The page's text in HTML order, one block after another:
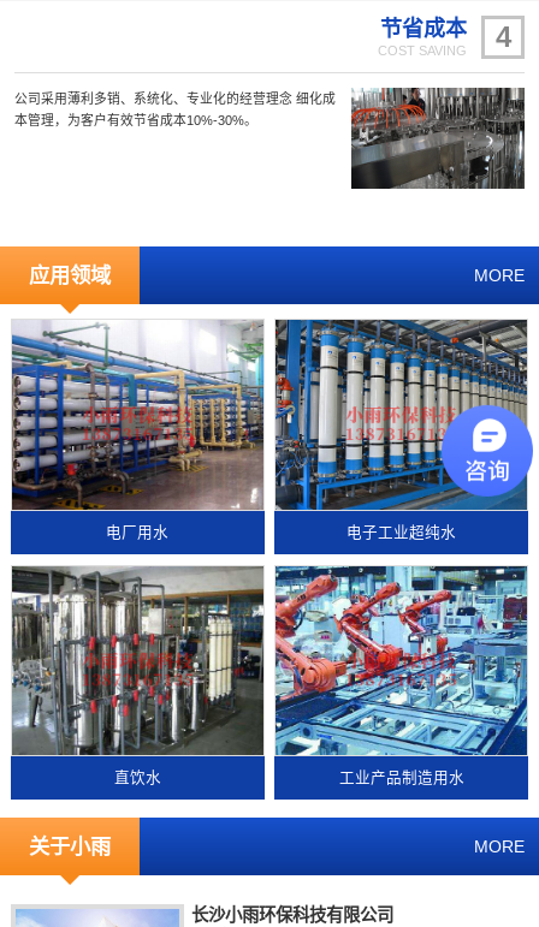
4
节省成本
COST SAVING
公司采用薄利多销、系统化、专业化的经营理念 细化成
本管理，为客户有效节省成本10%-30%。
应用领域 MORE
电厂用水 电子工业超纯水
直饮水 工业产品制造用水
关于小雨 MORE
长沙小雨环保科技有限公司